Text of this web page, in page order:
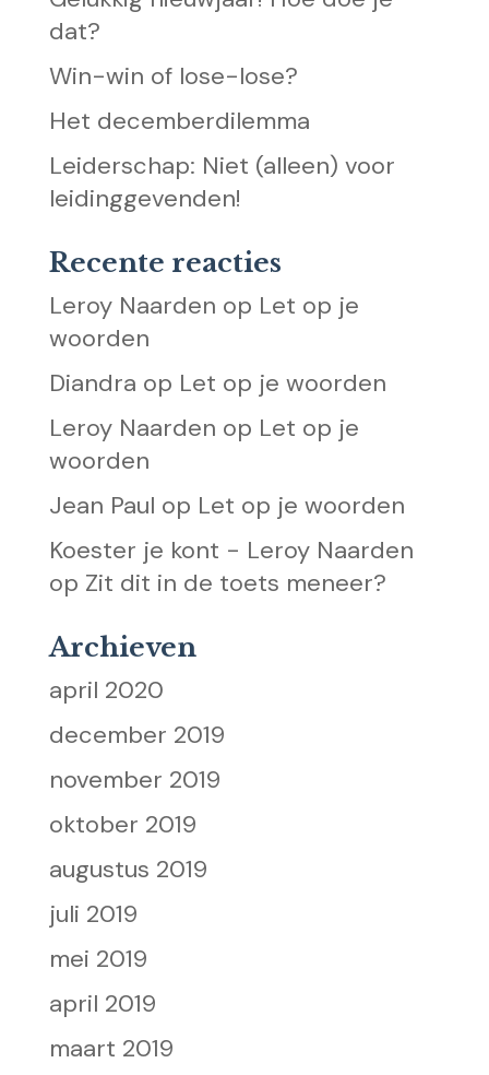
dat?
Win-win of lose-lose?
Het decemberdilemma
Leiderschap: Niet (alleen) voor
leidinggevenden!
Recente reacties
Leroy Naarden op Let op je
woorden
Diandra op Let op je woorden
Leroy Naarden op Let op je
woorden
Jean Paul op Let op je woorden
Koester je kont - Leroy Naarden
op Zit dit in de toets meneer?
Archieven
april 2020
december 2019
november 2019
oktober 2019
augustus 2019
juli 2019
mei 2019
april 2019
maart 2019